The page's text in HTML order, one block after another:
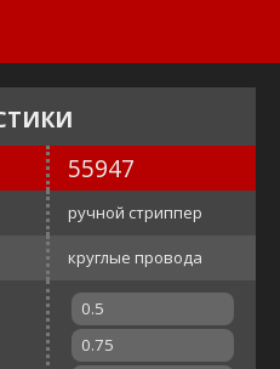
55947
ручной стриппер
круглые провода
0.5
0.75